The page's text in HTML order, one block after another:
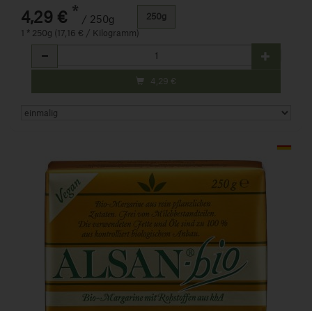
4,29 € * / 250g
1 * 250g (17,16 € / Kilogramm)
250g
Anzahl
4,29 €